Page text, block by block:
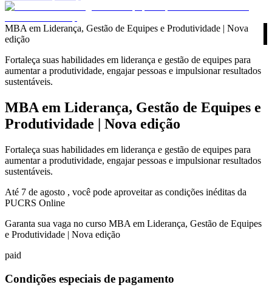
MBA em Liderança, Gestão de Equipes e Produtividade | Nova
edição
Fortaleça suas habilidades em liderança e gestão de equipes para
aumentar a produtividade, engajar pessoas e impulsionar resultados
sustentáveis.
MBA em Liderança, Gestão de Equipes e
Produtividade | Nova edição
Fortaleça suas habilidades em liderança e gestão de equipes para
aumentar a produtividade, engajar pessoas e impulsionar resultados
sustentáveis.
Até 7 de agosto , você pode aproveitar as condições inéditas da
PUCRS Online
Garanta sua vaga no curso MBA em Liderança, Gestão de Equipes
e Produtividade | Nova edição
paid
Condições especiais de pagamento